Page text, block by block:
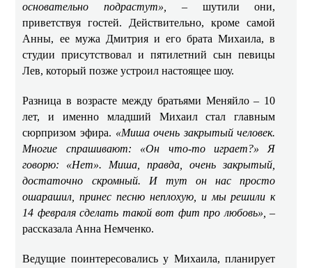
основательно подрастут», – шутили они,
приветствуя гостей. Действительно, кроме самой
Анны, ее мужа Дмитрия и его брата Михаила, в
студии присутствовал и пятилетний сын певицы
Лев, который позже устроил настоящее шоу.
Разница в возрасте между братьями Меняйло – 10
лет, и именно младший Михаил стал главным
сюрпризом эфира. «Миша очень закрытый человек.
Многие спрашивают: «Он что-то играет?» Я
говорю: «Нет». Миша, правда, очень закрытый,
достаточно скромный. И тут он нас просто
ошарашил, принес песню неплохую, и мы решили к
14 февраля сделать такой вот фит про любовь»,–
рассказала Анна Немченко.
Ведущие поинтересовались у Михаила, планирует